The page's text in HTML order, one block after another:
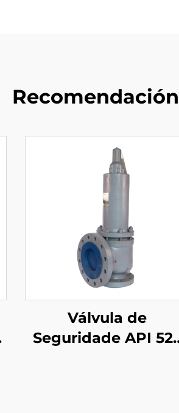
Válvula de
Seguridade API